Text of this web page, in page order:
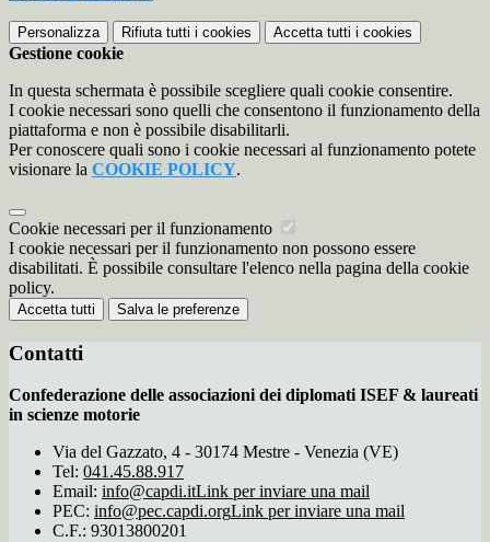
Personalizza Rifiuta tutti i cookies Accetta tutti i cookies
Gestione cookie
In questa schermata è possibile scegliere quali cookie consentire.
I cookie necessari sono quelli che consentono il funzionamento della
piattaforma e non è possibile disabilitarli.
Per conoscere quali sono i cookie necessari al funzionamento potete
visionare la COOKIE POLICY.
Cookie necessari per il funzionamento
I cookie necessari per il funzionamento non possono essere
disabilitati. È possibile consultare l'elenco nella pagina della cookie
policy.
Accetta tutti Salva le preferenze
Contatti
Confederazione delle associazioni dei diplomati ISEF & laureati
in scienze motorie
Via del Gazzato, 4 - 30174 Mestre - Venezia (VE)
Tel: 041.45.88.917
Email: info@capdi.itLink per inviare una mail
PEC: info@pec.capdi.orgLink per inviare una mail
C.F.: 93013800201